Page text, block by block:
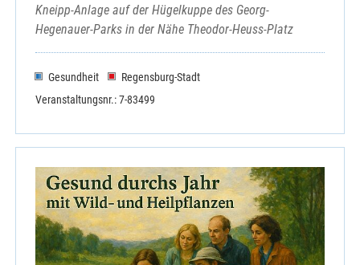
Kneipp-Anlage auf der Hügelkuppe des Georg-
Hegenauer-Parks in der Nähe Theodor-Heuss-Platz
Gesundheit
Regensburg-Stadt
Veranstaltungsnr.: 7-83499